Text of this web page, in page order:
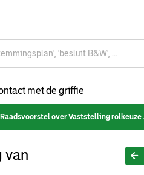
met de griffie
over Vaststelling rolkeuze en financiering van mobiliteitshubs -mobiliteitsstrategieM4H
van